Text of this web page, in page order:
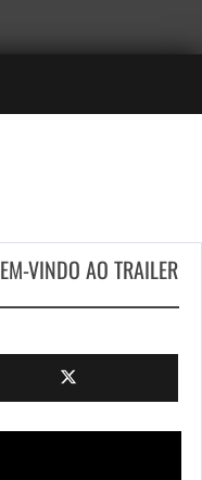
VINDO AO TRAILER